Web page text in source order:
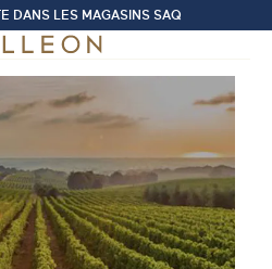
DANS LES MAGASINS SAQ